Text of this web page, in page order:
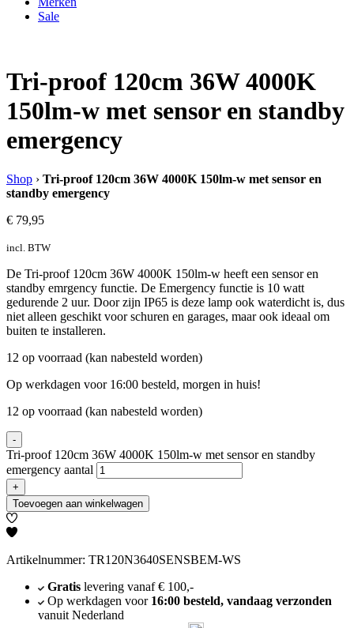
Sale
Tri-proof 120cm 36W 4000K
150lm-w met sensor en standby
emergency
Shop › Tri-proof 120cm 36W 4000K 150lm-w met sensor en
standby emergency
€ 79,95
incl. BTW
De Tri-proof 120cm 36W 4000K 150lm-w heeft een sensor en
standby emrgency functie. De Emergency functie is 10 watt
gedurende 2 uur. Door zijn IP65 is deze lamp ook waterdicht is, dus
niet alleen geschikt voor schuren en garages, maar ook ideaal om
buiten te installeren.
12 op voorraad (kan nabesteld worden)
Op werkdagen voor 16:00 besteld, morgen in huis!
12 op voorraad (kan nabesteld worden)
-
Tri-proof 120cm 36W 4000K 150lm-w met sensor en standby
emergency aantal
+
Toevoegen aan winkelwagen
Artikelnummer: TR120N3640SENSBEM-WS
Gratislevering vanaf € 100,-
Op werkdagen voor 16:00 besteld, vandaag verzonden
vanuit Nederland